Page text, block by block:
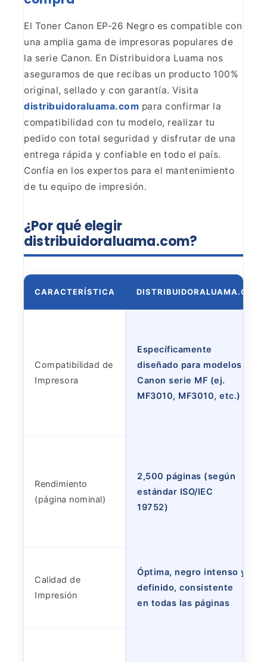
El Toner Canon EP-26 Negro es compatible con
una amplia gama de impresoras populares de
la serie Canon. En Distribuidora Luama nos
aseguramos de que recibas un producto 100%
original, sellado y con garantía. Visita
distribuidoraluama.com para confirmar la
compatibilidad con tu modelo, realizar tu
pedido con total seguridad y disfrutar de una
entrega rápida y confiable en todo el país.
Confía en los expertos para el mantenimiento
de tu equipo de impresión.
¿Por qué elegir
distribuidoraluama.com?
CARACTERÍSTICA DISTRIBUIDORALUAMA.COM
Compatibilidad de
Impresora
Específicamente
diseñado para modelos
Canon serie MF (ej.
MF3010, MF3010, etc.)
Rendimiento
(página nominal)
2,500 páginas (según
estándar ISO/IEC
19752)
Calidad de
Impresión
Óptima, negro intenso y
definido, consistente
en todas las páginas